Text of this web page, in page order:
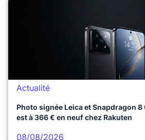
Actualité
Photo signée Leica et Snapdragon 8
est à 366 € en neuf chez Rakuten
08/08/2026